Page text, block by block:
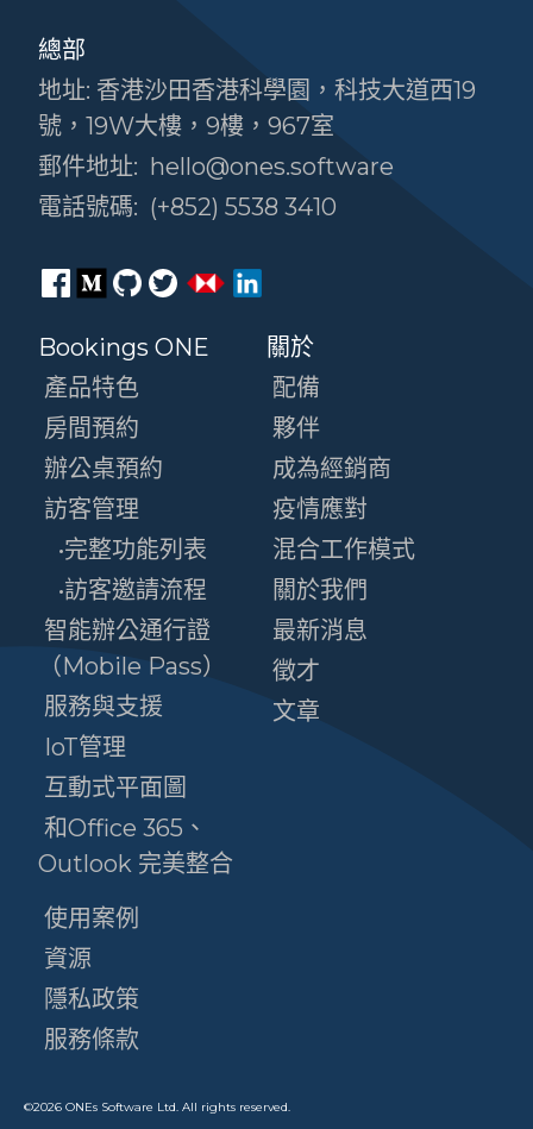
總部
地址: 香港沙田香港科學園，科技大道西19
號，19W大樓，9樓，967室
郵件地址: hello@ones.software
電話號碼: (+852) 5538 3410
Bookings ONE
產品特色
房間預約
辦公桌預約
訪客管理
•完整功能列表
•訪客邀請流程
智能辦公通行證
（Mobile Pass）
服務與支援
IoT管理
互動式平面圖
和Office 365、
Outlook 完美整合
使用案例
資源
隱私政策
服務條款
關於
配備
夥伴
成為經銷商
疫情應對
混合工作模式
關於我們
最新消息
徵才
文章
©2026 ONEs Software Ltd. All rights reserved.